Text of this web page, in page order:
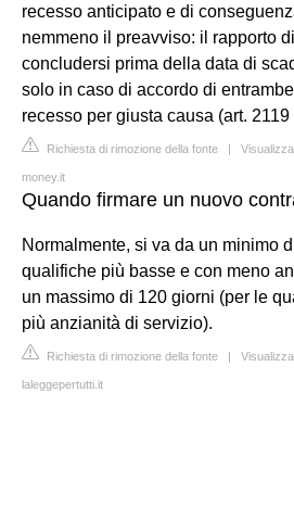
recesso anticipato e di
nemmeno il preavviso: il rapporto
concludersi prima della data di
solo in caso di accordo di
recesso per giusta causa (art.
Richiesta di rimozione della fonte |
money.it
Quando firmare un nuovo
Normalmente, si va da un minimo
qualifiche più basse e con meno
un massimo di 120 giorni (per le
più anzianità di servizio).
Richiesta di rimozione della fonte |
laleggepertutti.it